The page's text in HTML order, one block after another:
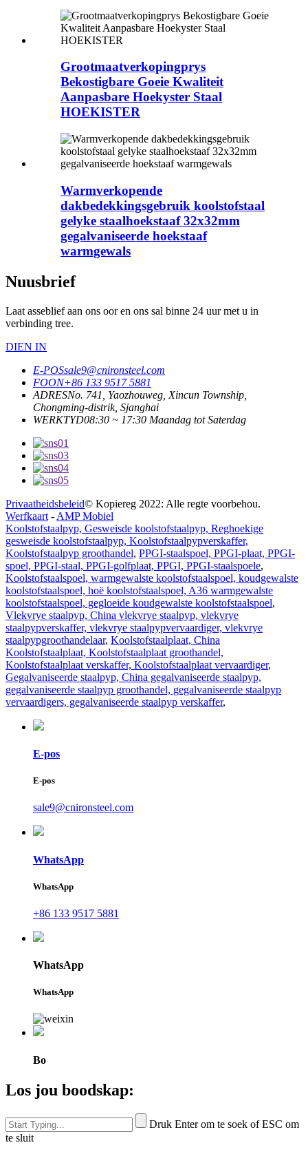
Grootmaatverkopingprys
Bekostigbare Goeie Kwaliteit
Aanpasbare Hoekyster Staal
HOEKISTER
Warmverkopende
dakbedekkingsgebruik koolstofstaal
gelyke staalhoekstaaf 32x32mm
gegalvaniseerde hoekstaaf
warmgewals
Nuusbrief
Laat asseblief aan ons oor en ons sal binne 24 uur met u in
verbinding tree.
DIEN IN
E-POSsale9@cnironsteel.com
FOON+86 133 9517 5881
ADRESNo. 741, Yaozhouweg, Xincun Township,
Chongming-distrik, Sjanghai
WERKTYD08:30 ~ 17:30 Maandag tot Saterdag
Privaatheidsbeleid© Kopiereg 2022: Alle regte voorbehou.
Werfkaart - AMP Mobiel
Koolstofstaalpyp, Gesweisde koolstofstaalpyp, Reghoekige
gesweisde koolstofstaalpyp, Koolstofstaalpypverskaffer,
Koolstofstaalpyp groothandel, PPGI-staalspoel, PPGI-plaat, PPGI-
spoel, PPGI-staal, PPGI-golfplaat, PPGI, PPGI-staalspoele,
Koolstofstaalspoel, warmgewalste koolstofstaalspoel, koudgewalste
koolstofstaalspoel, hoë koolstofstaalspoel, A36 warmgewalste
koolstofstaalspoel, gegloeide koudgewalste koolstofstaalspoel,
Vlekvrye staalpyp, China vlekvrye staalpyp, vlekvrye
staalpypverskaffer, vlekvrye staalpypvervaardiger, vlekvrye
staalpypgroothandelaar, Koolstofstaalplaat, China
Koolstofstaalplaat, Koolstofstaalplaat groothandel,
Koolstofstaalplaat verskaffer, Koolstofstaalplaat vervaardiger,
Gegalvaniseerde staalpyp, China gegalvaniseerde staalpyp,
gegalvaniseerde staalpyp groothandel, gegalvaniseerde staalpyp
vervaardigers, gegalvaniseerde staalpyp verskaffer,
E-pos
E-pos
sale9@cnironsteel.com
WhatsApp
WhatsApp
+86 133 9517 5881
WhatsApp
WhatsApp
Bo
Los jou boodskap:
Druk Enter om te soek of ESC om
te sluit